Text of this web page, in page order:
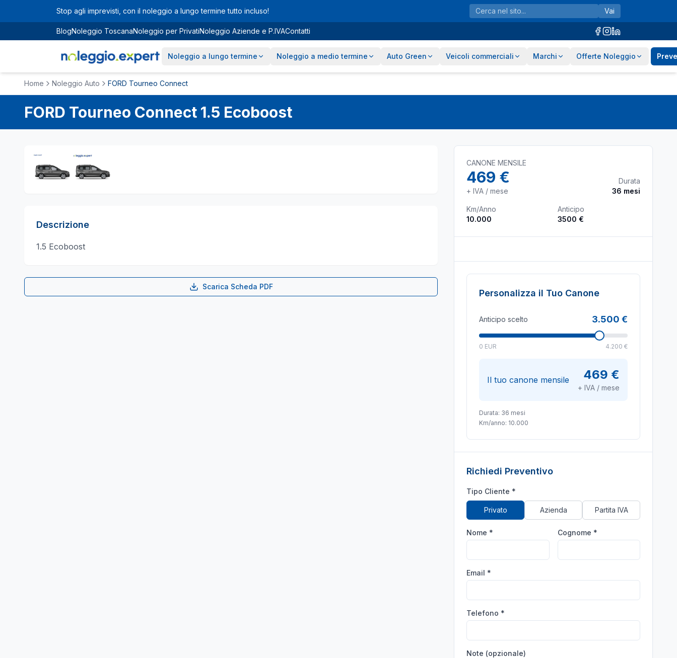
Vai al contenuto principale
Stop agli imprevisti, con il noleggio a lungo termine tutto incluso! Vai
BlogNoleggio ToscanaNoleggio per PrivatiNoleggio Aziende e P.IVAContatti
Noleggio a lungo termine Noleggio a medio termine Auto Green Veicoli commerciali Marchi Offerte Noleggio
Home Noleggio Auto FORD Tourneo Connect
FORD Tourneo Connect 1.5 Ecoboost
Descrizione
1.5 Ecoboost
Scarica Scheda PDF
CANONE MENSILE
469 €
+ IVA / mese
Durata
36 mesi
Km/Anno
10.000
Anticipo
3500 €
Personalizza il Tuo Canone
Anticipo scelto 3.500 €
0 EUR 4.200 €
Il tuo canone mensile 469 €
+ IVA / mese
Durata: 36 mesi
Km/anno: 10.000
Richiedi Preventivo
Tipo Cliente *
Privato Azienda Partita IVA
Nome * Cognome *
Email *
Telefono *
Note (opzionale)